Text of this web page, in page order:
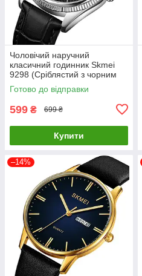
Чоловічий наручний
класичний годинник Skmei
9298 (Сріблястий з чорним
циферблатом)
Готово до відправки
599 ₴ 699 ₴
Купити
–14%